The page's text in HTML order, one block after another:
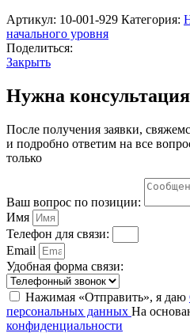
Артикул: 10-001-929 Категория:
начального уровня
Поделиться:
Закрыть
Нужна
После получения заявки,
и подробно ответим на все
только
Ваш вопрос по позиции:
Имя
Телефон для связи:
Email
Удобная форма связи:
Нажимая «Отправить», я даю
персональных данных На
конфиденциальности